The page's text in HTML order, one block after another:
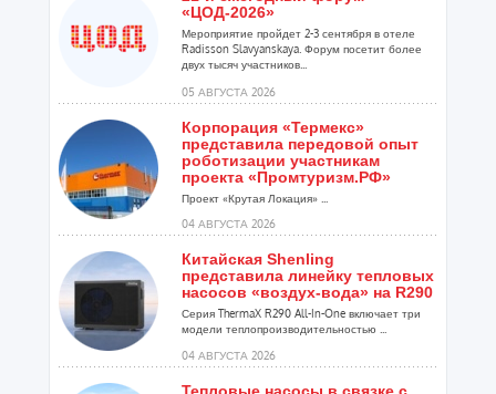
«ЦОД-2026»
Мероприятие пройдет 2-3 сентября в отеле
Radisson Slavyanskaya. Форум посетит более
двух тысяч участников...
05 АВГУСТА 2026
Корпорация «Термекс»
представила передовой опыт
роботизации участникам
проекта «Промтуризм.РФ»
Проект «Крутая Локация» ...
04 АВГУСТА 2026
Китайская Shenling
представила линейку тепловых
насосов «воздух-вода» на R290
Серия ThermaX R290 All-In-One включает три
модели теплопроизводительностью ...
04 АВГУСТА 2026
Тепловые насосы в связке с